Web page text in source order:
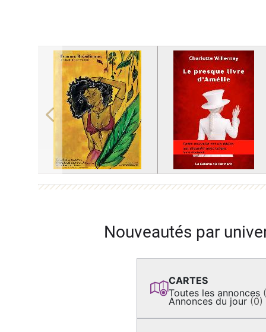
Previous
Nouveautés par
CARTES
Toutes les annonces
Annonces du jour (0)